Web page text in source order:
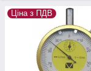
Ціна з ПДВ